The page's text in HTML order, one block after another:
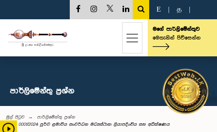
E த
මගේ පාර්ලිමේන්තුව
මෙතැනින් පිවිසෙන්න
පාර්ලි‌මේන්තු‌ ප්‍රශ්න
මුල් පිටුව
පාර්ලි‌මේන්තු‌ ප්‍රශ්න
0001/2024: පූර්ව ළමාවිය සංවර්ධන මධ්‍යස්ථාන: ලියාපදිංචිය සහ අධීක්ෂණය